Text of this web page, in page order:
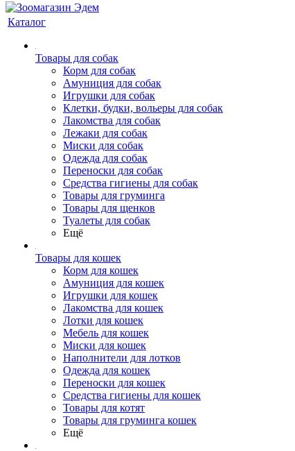
Каталог
Товары для собак
Корм для собак
Амуниция для собак
Игрушки для собак
Клетки, будки, вольеры для собак
Лакомства для собак
Лежаки для собак
Миски для собак
Одежда для собак
Переноски для собак
Средства гигиены для собак
Товары для груминга
Товары для щенков
Туалеты для собак
Ещё
Товары для кошек
Корм для кошек
Амуниция для кошек
Игрушки для кошек
Лакомства для кошек
Лотки для кошек
Мебель для кошек
Миски для кошек
Наполнители для лотков
Одежда для кошек
Переноски для кошек
Средства гигиены для кошек
Товары для котят
Товары для груминга кошек
Ещё